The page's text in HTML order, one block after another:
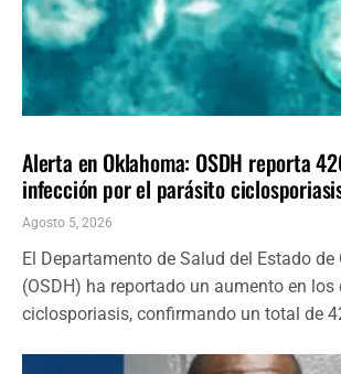
Alerta en Oklahoma: OSDH reporta
infección por el parásito
Agosto 5, 2026
El Departamento de Salud del Estado de
(OSDH) ha reportado un aumento en
ciclosporiasis, confirmando un total de